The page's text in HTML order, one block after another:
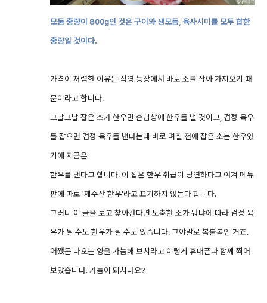
모둠 중량이 800g인 것은 구이와 생모듬, 육사시미를 모두 합한
중량일 것이다.
가격이 저렴한 이유는 직영 농장에서 바로 소를 잡아 가져오기 때
문이라고 합니다.
그날그날 잡은 소가 한우면 손님상에 한우를 낼 것이고, 검정 육우
를 잡으면 검정 육우를 낸다는데 바로 며칠 전에 잡은 소는 한우였
기에 지금은
한우를 낸다고 합니다. 이 집은 한우 취급이 당연하다고 여겨 메뉴
판에 따로 '제주산 한우'라고 표기하지 않는다 합니다.
그러니 이 글을 보고 찾아간다면 도축한 소가 뭐냐에 따라 검정 육
우가 될 수도 한우가 될 수도 있습니다. 그야말로 복불복인 거죠.
어쨌든 나오는 양을 가늠해 보시라고 이렇게 휴대폰과 함께 찍어
보았습니다. 가늠이 되시나요?